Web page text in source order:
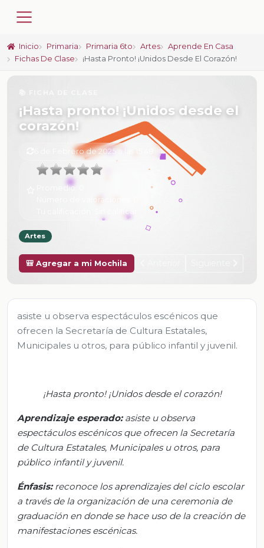
Inicio Primaria Primaria 6to Artes
Aprende En Casa
Fichas De Clase
¡Hasta Pronto! ¡Unidos Desde El Corazón!
¡Hasta pronto! ¡Unidos desde el
corazón!
6 de Febrero de 2025 a las 15:48
Promedio:
Número de valoraciones:
Sin calificar
Artes
🎒 Agregar a mi Mochila
asiste u observa espectáculos escénicos que
ofrecen la Secretaría de Cultura Estatales,
Municipales u otros, para público infantil y juvenil.
¡Hasta pronto! ¡Unidos desde el corazón!
Aprendizaje esperado:asiste u observa
espectáculos escénicos que ofrecen la Secretaría
de Cultura Estatales, Municipales u otros, para
público infantil y juvenil.
Énfasis: reconoce los aprendizajes del ciclo escolar
a través de la organización de una ceremonia de
graduación en donde se hace uso de la creación de
manifestaciones escénicas.